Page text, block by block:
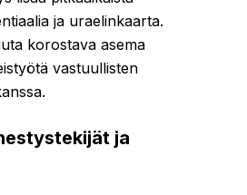
ja uraelinkaarta.
korostava asema
vastuullisten
ja